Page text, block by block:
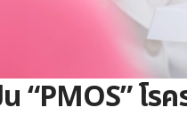
“PMOS” โ